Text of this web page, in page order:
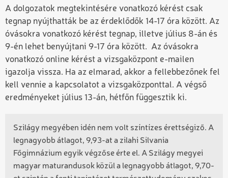
A dolgozatok megtekintésére vonatkozó kérést csak
tegnap nyújthatták be az érdeklődők 14-17 óra között. Az
óvásokra vonatkozó kérést tegnap, illetve július 8-án és
9-én lehet benyújtani 9-17 óra között. Az óvásokra
vonatkozó online kérést a vizsgaközpont e-mailen
igazolja vissza. Ha az elmarad, akkor a fellebbezőnek fel
kell vennie a kapcsolatot a vizsgaközponttal. A végső
eredményeket július 13-án, hétfőn függesztik ki.
Szilágy megyében idén nem volt színtízes érettségiző. A
legnagyobb átlagot, 9,93-at a zilahi Silvania
Főgimnázium egyik végzőse érte el. A Szilágy megyei
magyar maturandusok közül a legnagyobb átlagot, 9,70-